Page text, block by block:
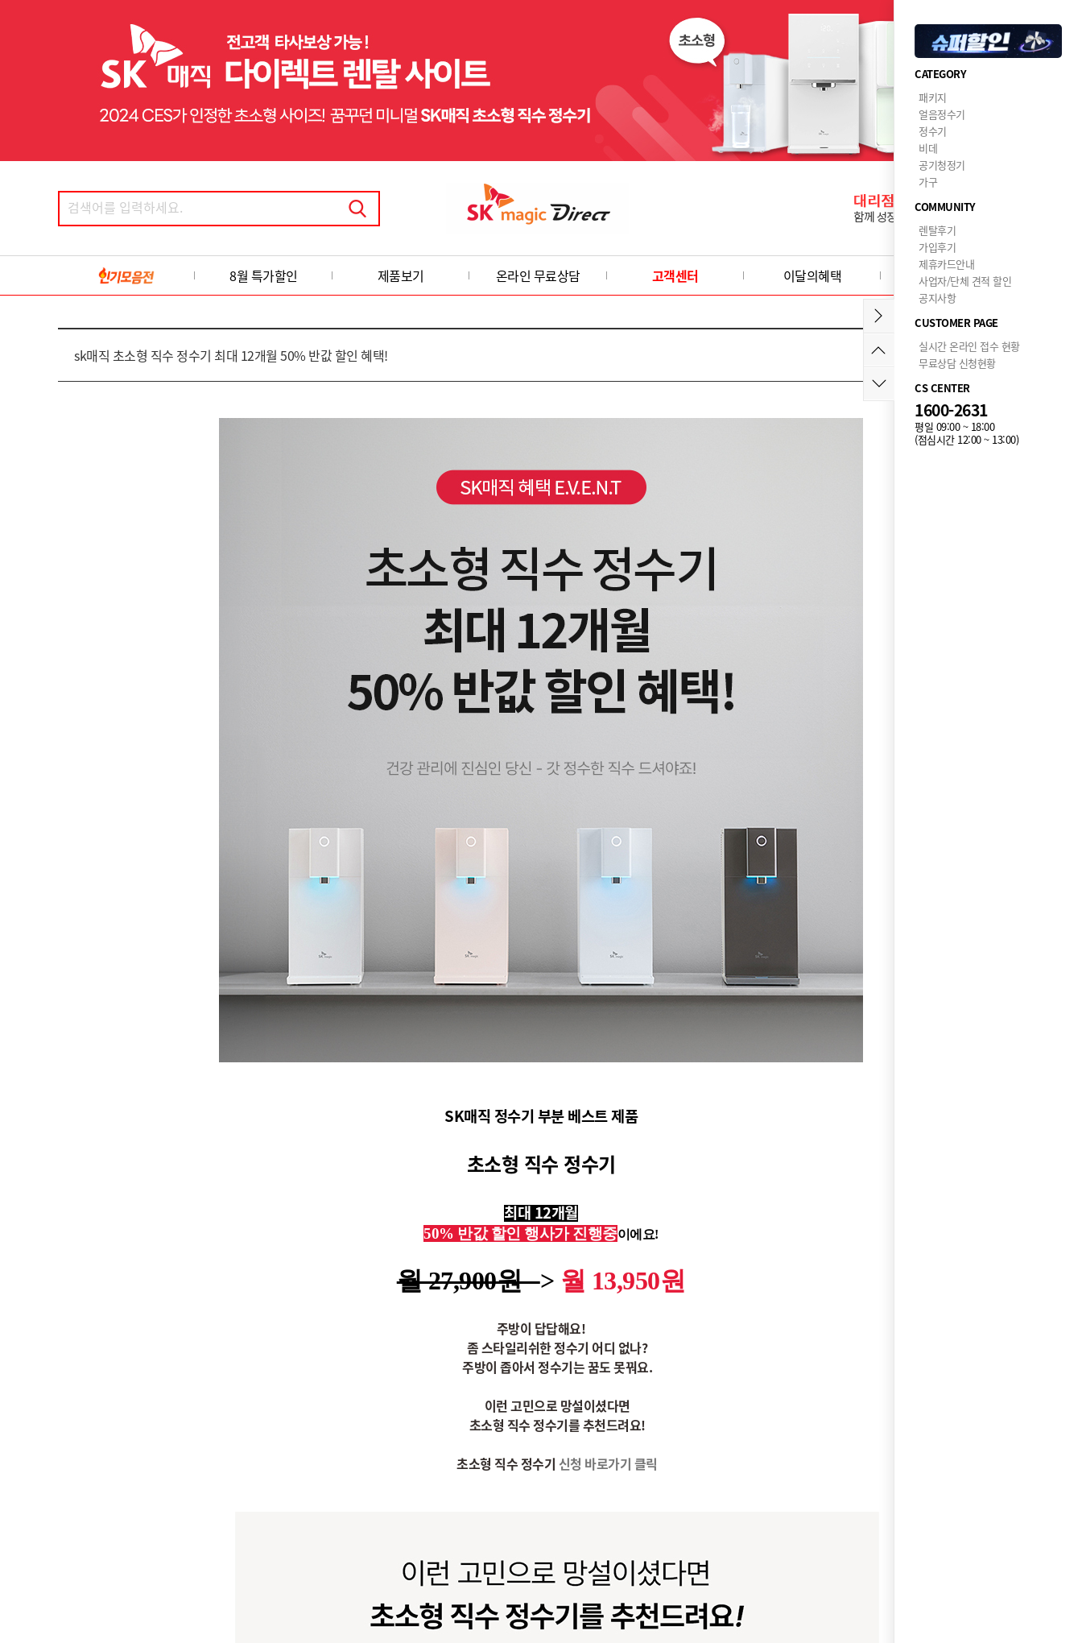
8월 특가할인 제품보기 온라인 무료상담 고객센터 이달의혜택
sk매직 초소형 직수 정수기 최대 12개월 50% 반값 할인 혜택! 2025-04-18
SK매직 정수기 부분 베스트 제품
초소형 직수 정수기
최대 12개월
50% 반값 할인 행사가 진행중이에요!
월 27,900원> 월 13,950원
주방이 답답해요!
좀 스타일리쉬한 정수기 어디 없나?
주방이 좁아서 정수기는 꿈도 못꿔요.
이런 고민으로 망설이셨다면
초소형 직수 정수기를 추천드려요!
초소형 직수 정수기 신청 바로가기 클릭
CATEGORY
패키지
얼음정수기
정수기
비데
공기청정기
가구
COMMUNITY
렌탈후기
가입후기
제휴카드안내
사업자/단체 견적 할인
공지사항
CUSTOMER PAGE
실시간 온라인 접수 현황
무료상담 신청현황
CS CENTER
1600-2631
평일 09:00 ~ 18:00
(점심시간 12:00 ~ 13:00)